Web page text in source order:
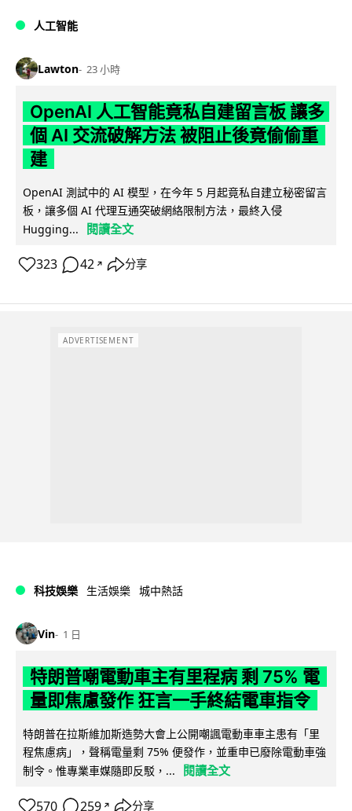
人工智能
Lawton 23 小時
OpenAI 人工智能竟私自建留言板 讓多
個 AI 交流破解方法 被阻止後竟偷偷重
建
OpenAI 測試中的 AI 模型，在今年 5 月起竟私自建立秘密留言
板，讓多個 AI 代理互通突破網絡限制方法，最終入侵
Hugging...
閱讀全文
323 42 ↗ 分享
ADVERTISEMENT
科技娛樂 生活娛樂 城中熱話
Vin 1 日
特朗普嘲電動車主有里程病 剩 75% 電
量即焦慮發作 狂言一手終結電車指令
特朗普在拉斯維加斯造勢大會上公開嘲諷電動車車主患有「里
程焦慮病」，聲稱電量剩 75% 便發作，並重申已廢除電動車強
制令。惟專業車媒隨即反駁，...
閱讀全文
570 259 ↗ 分享